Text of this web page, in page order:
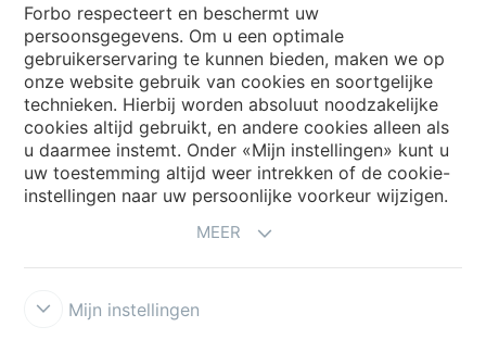
Website
Kies uw land
My Forbo
NIEUWSBRIEF
Forbo respecteert en beschermt uw
persoonsgegevens. Om u een optimale
gebruikerservaring te kunnen bieden, maken we op
onze website gebruik van cookies en soortgelijke
technieken. Hierbij worden absoluut noodzakelijke
cookies altijd gebruikt, en andere cookies alleen als
u daarmee instemt. Onder «Mijn instellingen» kunt u
uw toestemming altijd weer intrekken of de cookie-
instellingen naar uw persoonlijke voorkeur wijzigen.
MEER
Mijn instellingen